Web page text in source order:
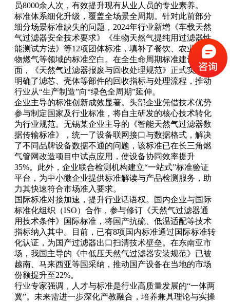
员8000余人次，有效提升现有从业人员的专业素养。
标准体系细化升级，覆盖全场景全周期。针对此前部分
细分场景标准缺失的问题，2024年行业新增《车载天然
气过滤器安全技术要求》《生物天然气提纯用过滤器性
能测试方法》等12项团体标准，填补了餐饮、农业、生
物燃气等领域的标准空白。在全生命周期标准建设方
面，《天然气过滤器报废与回收处理规范》正式实施，
明确了滤芯、壳体等部件的回收指标与处理流程，推动
行业从“生产制造”向“绿色全周期”延伸。
企业主导的标准创新成效显著。头部企业凭借技术优势
参与制定国家及行业标准，将自主研发的核心技术转化
为行业规范。无锡某企业主导的《智能天然气过滤器数
据传输标准》，统一了设备联网接口与数据格式，解决
了不同品牌设备数据不通的问题，该标准已在长三角燃
气管网改造项目中试点应用，使设备协同效率提升
35%。此外，企业联合检测机构建立“一站式”标准验证
平台，为中小微企业提供标准解读与产品检测服务，助
力其快速符合市场准入要求。
国际标准对接加速，提升行业话语权。国内企业与国际
标准化组织（ISO）合作，参与修订《天然气过滤器通
用技术条件》国际标准，将国产抗硫、低温适配等技术
指标纳入其中。目前，已有8项国内标准通过国际标准转
化认证，为国产过滤器出口扫清技术壁垒。在东南亚市
场，我国主导的《中低压天然气过滤器安装规范》已被
越南、马来西亚等国采纳，推动国产设备在当地的市场
份额提升至22%。
行业专家强调，人才与标准是行业高质量发展的“一体两
翼”。未来需进一步深化产教融合，培养兼具理论与实操